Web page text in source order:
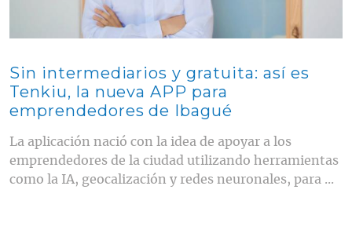
Sin intermediarios y gratuita: así es
Tenkiu, la nueva APP para
emprendedores de Ibagué
La aplicación nació con la idea de apoyar a los
emprendedores de la ciudad utilizando herramientas
como la IA, geocalización y redes neuronales, para ...